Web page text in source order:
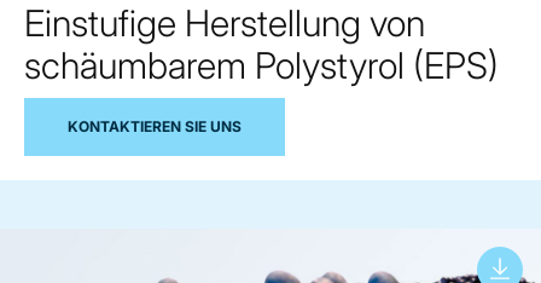
Einstufige Herstellung von
schäumbarem Polystyrol (EPS)
KONTAKTIEREN SIE UNS